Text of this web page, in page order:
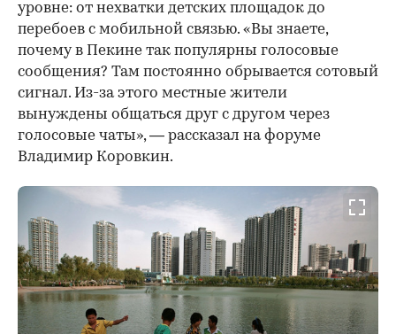
уровне: от нехватки детских площадок до
перебоев с мобильной связью. «Вы знаете,
почему в Пекине так популярны голосовые
сообщения? Там постоянно обрывается сотовый
сигнал. Из-за этого местные жители
вынуждены общаться друг с другом через
голосовые чаты», — рассказал на форуме
Владимир Коровкин.